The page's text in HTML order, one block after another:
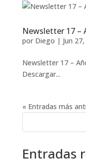
Newsletter 17 –
por Diego | Jun
Newsletter 17 –
Descargar...
« Entradas más
Entradas